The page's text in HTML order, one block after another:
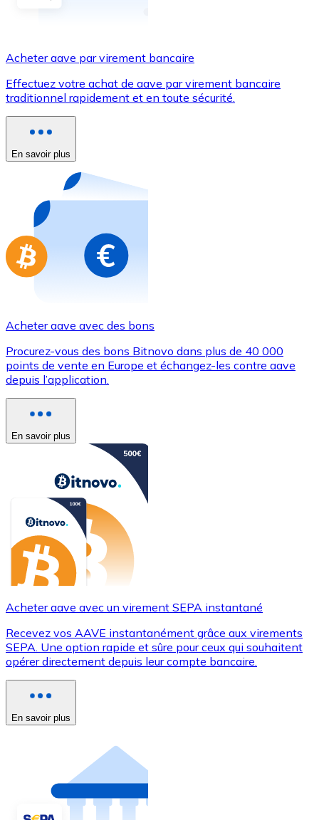
Utilisez les cartes Visa et Mastercard pour acheter
Acheter avec carte
Nouveau
Achetez des cartes-cadeaux de vos marques
Aller à la boutique de cartes-cadeaux
Acheter aave par virement bancaire
Effectuez votre achat de aave par virement bancaire
traditionnel rapidement et en toute sécurité.
En savoir plus
Acheter aave avec des bons
Procurez-vous des bons Bitnovo dans plus de 40 000
points de vente en Europe et échangez-les contre aave
depuis l’application.
En savoir plus
Acheter aave avec un virement SEPA instantané
Recevez vos AAVE instantanément grâce aux virements
SEPA. Une option rapide et sûre pour ceux qui souhaitent
opérer directement depuis leur compte bancaire.
En savoir plus